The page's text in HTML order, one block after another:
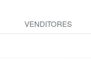
VENDITORES